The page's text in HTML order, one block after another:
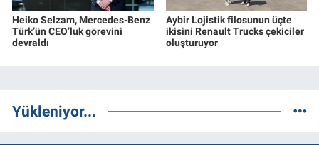
Heiko Selzam, Mercedes-Benz
Türk’ün CEO’luk görevini
devraldı
Aybir Lojistik filosunun üçte
ikisini Renault Trucks çekiciler
oluşturuyor
Yükleniyor...